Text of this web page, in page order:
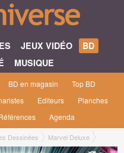
JEUX VIDÉO
BD
MUSIQUE
BD en magasin
Top BD
Editeurs
Planches
Agenda
Dessinées
Marvel Deluxe